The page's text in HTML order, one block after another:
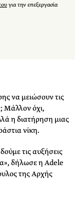
για την επεξεργασία
να μειώσουν τις
Μάλλον όχι,
η διατήρηση μιας
νίκη.
τις αυξήσεις
δήλωσε η Adele
της Αρχής